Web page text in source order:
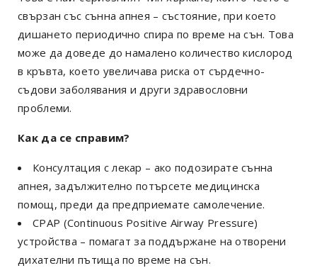
свързан със сънна апнея – състояние, при което
дишането периодично спира по време на сън. Това
може да доведе до намалено количество кислород
в кръвта, което увеличава риска от сърдечно-
съдови заболявания и други здравословни
проблеми.
Как да се справим?
Консултация с лекар – ако подозирате сънна
апнея, задължително потърсете медицинска
помощ,преди да предприемате самолечение.
CPAP (Continuous Positive Airway Pressure)
устройства – помагат за поддържане на отворени
дихателни пътища по време на сън.